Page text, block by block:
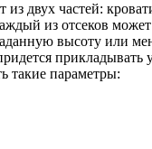
двух частей:
из отсеков
высоту или
такие параметры: